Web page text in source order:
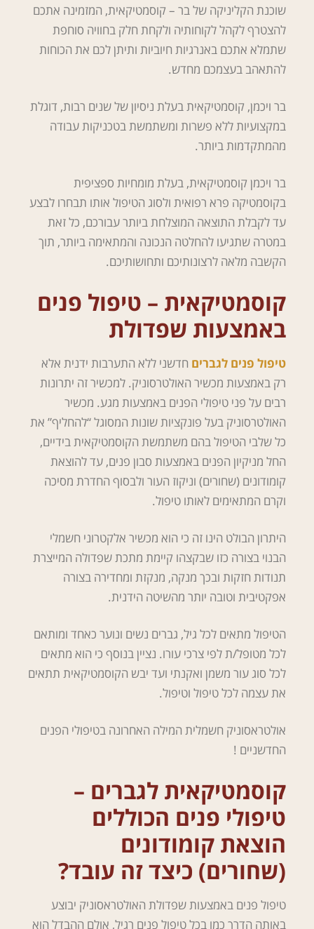
שוכנת הקליניקה של בר – קוסמטיקאית, המזמינה אתכם
להצטרף לקהל לקוחותיה ולקחת חלק בחוויה סוחפת
שתמלא אתכם באנרגיות חיוביות ותיתן לכם את הכוחות
להתאהב בעצמכם מחדש.
בר ויכמן, קוסמטיקאית בעלת ניסיון של שנים רבות, דוגלת
במקצועיות ללא פשרות ומשתמשת בטכניקות עבודה
מהמתקדמות ביותר.
בר ויכמן קוסמטיקאית, בעלת מומחיות ספציפית
בקוסמטיקה פרא רפואית ולסוג הטיפול אותו תבחרו לבצע
עד לקבלת התוצאה המוצלחת ביותר עבורכם, כל זאת
במטרה שתגיעו להחלטה הנכונה והמתאימה ביותר, תוך
הקשבה מלאה לרצונותיכם ותחושותיכם.
קוסמטיקאית – טיפול פנים
באמצעות שפדולת
טיפול פנים לגברים חדשני ללא התערבות ידנית אלא
רק באמצעות מכשיר האולטרסוניק. למכשיר זה יתרונות
רבים על פני טיפולי הפנים באמצעות מגע. מכשיר
האולטרסוניק בעל פונקציות שונות המסוגל “להחליף” את
כל שלבי הטיפול בהם משתמשת הקוסמטיקאית בידיים,
החל מניקיון הפנים באמצעות סבון פנים, עד להוצאת
קומודונים (שחורים) וניקוז העור ולבסוף החדרת מסיכה
וקרם המתאימים לאותו טיפול.
היתרון הבולט הינו זה כי הוא מכשיר אלקטרוני חשמלי
הבנוי בצורה כזו שבקצהו קיימת מתכת שפדולה המייצרת
תנודות חזקות ובכך מנקה, מנקזת ומחדירה בצורה
אפקטיבית וטובה יותר מהשיטה הידנית.
הטיפול מתאים לכל גיל, גברים נשים ונוער כאחד ומותאם
לכל מטופל/ת לפי צרכי עורו. נציין בנוסף כי הוא מתאים
לכל סוג עור משמן ואקנתי ועד יבש הקוסמטיקאית תתאים
את עצמה לכל טיפול וטיפול.
אולטראסוניק חשמלית המילה האחרונה בטיפולי הפנים
החדשניים !
קוסמטיקאית לגברים –
טיפולי פנים הכוללים
הוצאת קומודונים
(שחורים) כיצד זה עובד?
טיפול פנים באמצעות שפדולת האולטראסוניק יבוצע
באותה הדרך כמו בכל טיפול פנים רגיל, אולם ההבדל הוא